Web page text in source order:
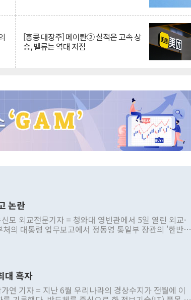
[홍콩 대장주] 메이퇀② 실적은 고속 상
승, 밸류는 역대 저점
논란
모 외교전문기자 = 청와대 영빈관에서 5일 열린 외교·
처의 대통령 업무보고에서 정동영 통일부 장관의 '한반도
조율을 거치지 않은 사안을 정책으로 추진하겠다고 공
한 비현실적 구상'이라는 비판을 내놨다. 그동안 정 장
발언이 물의를 빚은 적은 여러 번 있지만 대통령과 유
적으로 부정적 입장을 표명한 것은 이례적이다. 정 장
대 흑자
연 기자 = 지난 6월 우리나라의 경상수지가 전월에 이